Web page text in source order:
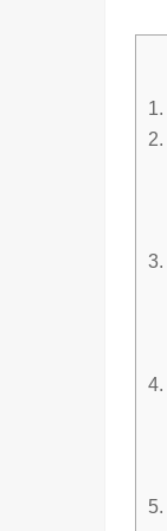
1.
2.
3.
4.
5.